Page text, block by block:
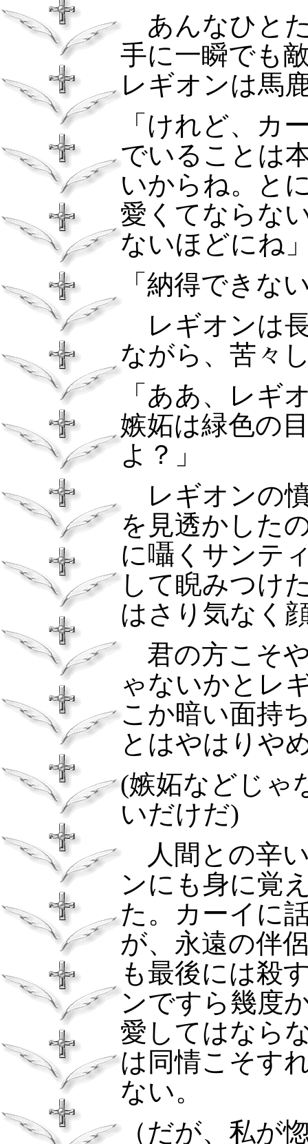
あんなひと
手に一瞬でも
レギオンは馬
「けれど、カ
でいることは
いからね。と
愛くてならな
ないほどにね
「納得できな
レギオンは
ながら、苦々
「ああ、レギ
嫉妬は緑色の
よ？」
レギオンの
を見透かした
に囁くサンテ
して睨みつけ
はさり気なく
君の方こそ
ゃないかとレ
こか暗い面持
とはやはりや
(嫉妬などじゃ
いだけだ)
人間との辛
ンにも身に覚
た。カーイに
が、永遠の伴
も最後には殺
ンですら幾度
愛してはなら
は同情こそす
ない。
（だが、私が